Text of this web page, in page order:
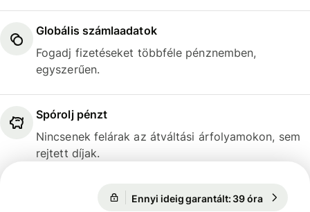
Globális számlaadatok
Fogadj fizetéseket többféle pénznemben,
egyszerűen.
Spórolj pénzt
Nincsenek felárak az átváltási árfolyamokon, sem
rejtett díjak.
Ennyi ideig garantált: 39 óra